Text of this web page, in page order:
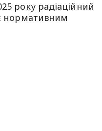
року радіаційний
нормативним